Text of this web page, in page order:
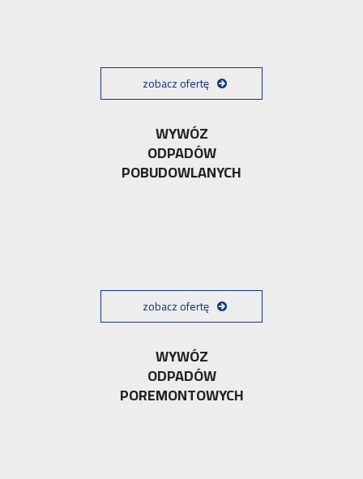
zobacz ofertę
WYWÓZ
ODPADÓW
POBUDOWLANYCH
zobacz ofertę
WYWÓZ
ODPADÓW
POREMONTOWYCH